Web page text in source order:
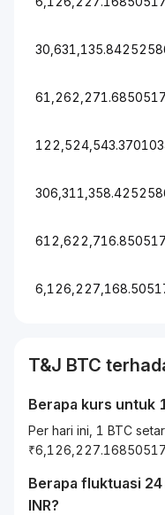
T&J BTC
Berapa kurs untuk
Per hari ini, 1 BTC
Berapa fluktuasi
INR?